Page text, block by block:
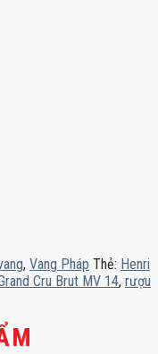
, Vang Pháp Thẻ: Henri
Cru Brut MV 14, rượu